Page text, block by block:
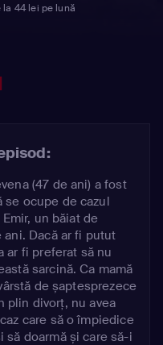
44 lei pe lună
(47 de ani) a fost
se ocupe de cazul
un băiat de
Dacă ar fi putut
ar fi preferat să nu
sarcină. Ca mamă
de șaptesprezece
plin divorț, nu avea
care să o împiedice
să doarmă și care să-i